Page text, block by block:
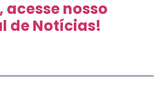
acesse nosso
de Notícias!